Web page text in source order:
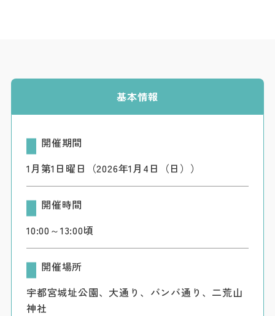
基本情報
開催期間
1月第1日曜日（2026年1月4日（日））
開催時間
10:00～13:00頃
開催場所
宇都宮城址公園、大通り、バンバ通り、二荒山
神社